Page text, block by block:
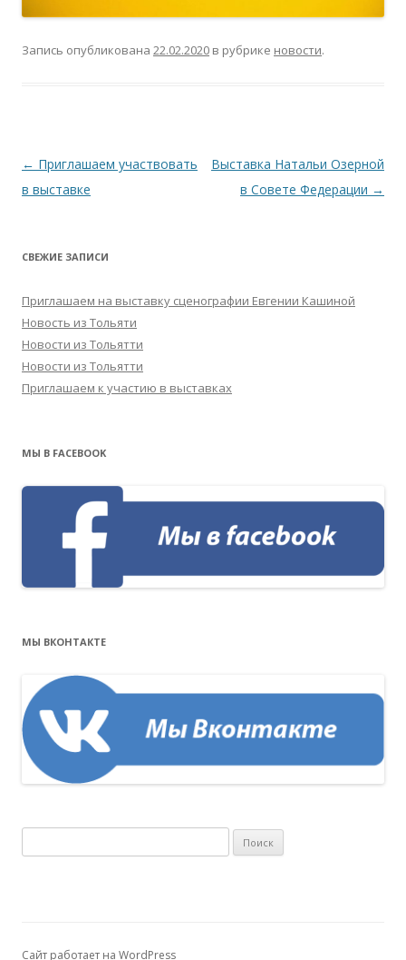
Запись опубликована 22.02.2020 в рубрике новости.
Навигация
по
← Приглашаем участвовать
в выставке
Выставка Натальи Озерной
в Совете Федерации →
СВЕЖИЕ ЗАПИСИ
Приглашаем на выставку сценографии Евгении Кашиной
Новость из Тольяти
Новости из Тольятти
Новости из Тольятти
Приглашаем к участию в выставках
МЫ В FACEBOOK
МЫ ВКОНТАКТЕ
а
:Сайт работает на WordPress